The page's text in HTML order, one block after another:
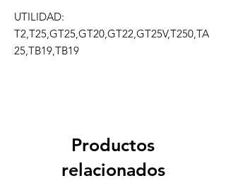
UTILIDAD:
T2,T25,GT25,GT20,GT22,GT25V,T250,TA
25,TB19,TB19
Productos
relacionados